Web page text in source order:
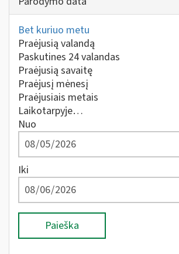
Bet kuriuo metu
Praėjusią valandą
Paskutines 24 valandas
Praėjusią savaitę
Praėjusį mėnesį
Praėjusiais metais
Laikotarpyje…
Nuo
Iki
Paieška